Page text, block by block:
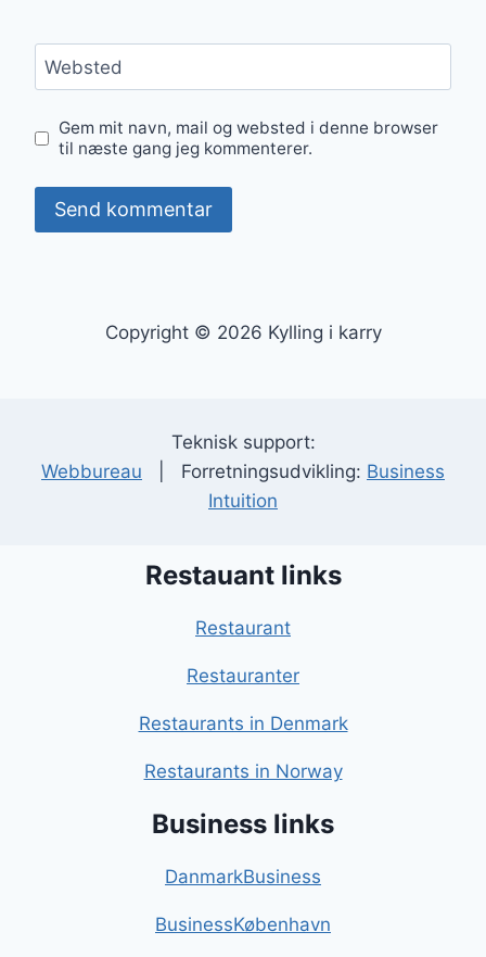
Websted
Gem mit navn, mail og websted i denne browser
til næste gang jeg kommenterer.
Copyright © 2026 Kylling i karry
Teknisk support:
Webbureau | Forretningsudvikling: Business
Intuition
Restauant links
Restaurant
Restauranter
Restaurants in Denmark
Restaurants in Norway
Business links
DanmarkBusiness
BusinessKøbenhavn